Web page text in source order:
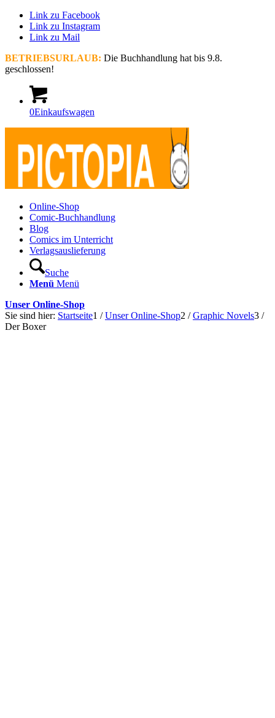
Link zu Facebook
Link zu Instagram
Link zu Mail
BETRIEBSURLAUB: Die Buchhandlung hat bis 9.8.
geschlossen!
0Einkaufswagen
Online-Shop
Comic-Buchhandlung
Blog
Comics im Unterricht
Verlagsauslieferung
Suche
Menü Menü
Unser Online-Shop
Sie sind hier: Startseite1 / Unser Online-Shop2 / Graphic Novels3 /
Der Boxer